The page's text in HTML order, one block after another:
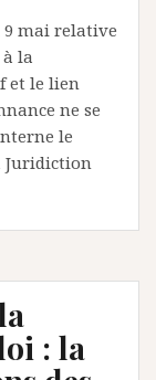
9 mai relative
la
et le lien
ne se
le
Juridiction
: la